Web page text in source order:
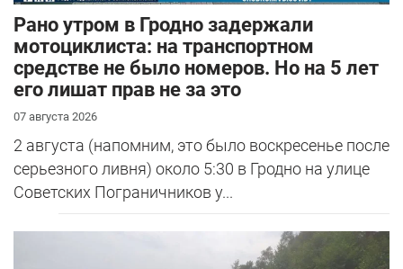
Рано утром в Гродно задержали
мотоциклиста: на транспортном
средстве не было номеров. Но на 5 лет
его лишат прав не за это
07 августа 2026
2 августа (напомним, это было воскресенье после
серьезного ливня) около 5:30 в Гродно на улице
Советских Пограничников у...